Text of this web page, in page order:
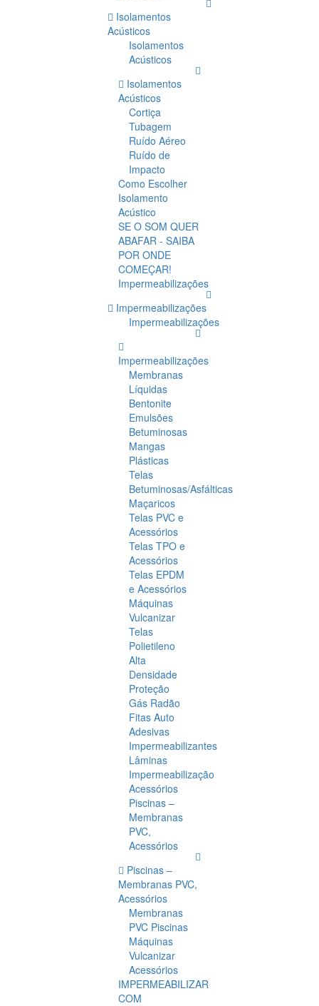
Isolamentos
Acústicos
Isolamentos
Acústicos
Isolamentos
Acústicos
Cortiça
Tubagem
Ruído Aéreo
Ruído de
Impacto
Como Escolher
Isolamento
Acústico
SE O SOM QUER
ABAFAR - SAIBA
POR ONDE
COMEÇAR!
Impermeabilizações
Impermeabilizações
Impermeabilizações
Impermeabilizações
Membranas
Líquidas
Bentonite
Emulsões
Betuminosas
Mangas
Plásticas
Telas
Betuminosas/Asfálticas
Maçaricos
Telas PVC e
Acessórios
Telas TPO e
Acessórios
Telas EPDM
e Acessórios
Máquinas
Vulcanizar
Telas
Polietileno
Alta
Densidade
Proteção
Gás Radão
Fitas Auto
Adesivas
Impermeabilizantes
Lâminas
Impermeabilização
Acessórios
Piscinas –
Membranas
PVC,
Acessórios
Piscinas –
Membranas PVC,
Acessórios
Membranas
PVC Piscinas
Máquinas
Vulcanizar
Acessórios
IMPERMEABILIZAR
COM